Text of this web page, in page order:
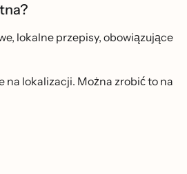
lokalne przepisy, obowiązujące
lokalizacji. Można zrobić to na